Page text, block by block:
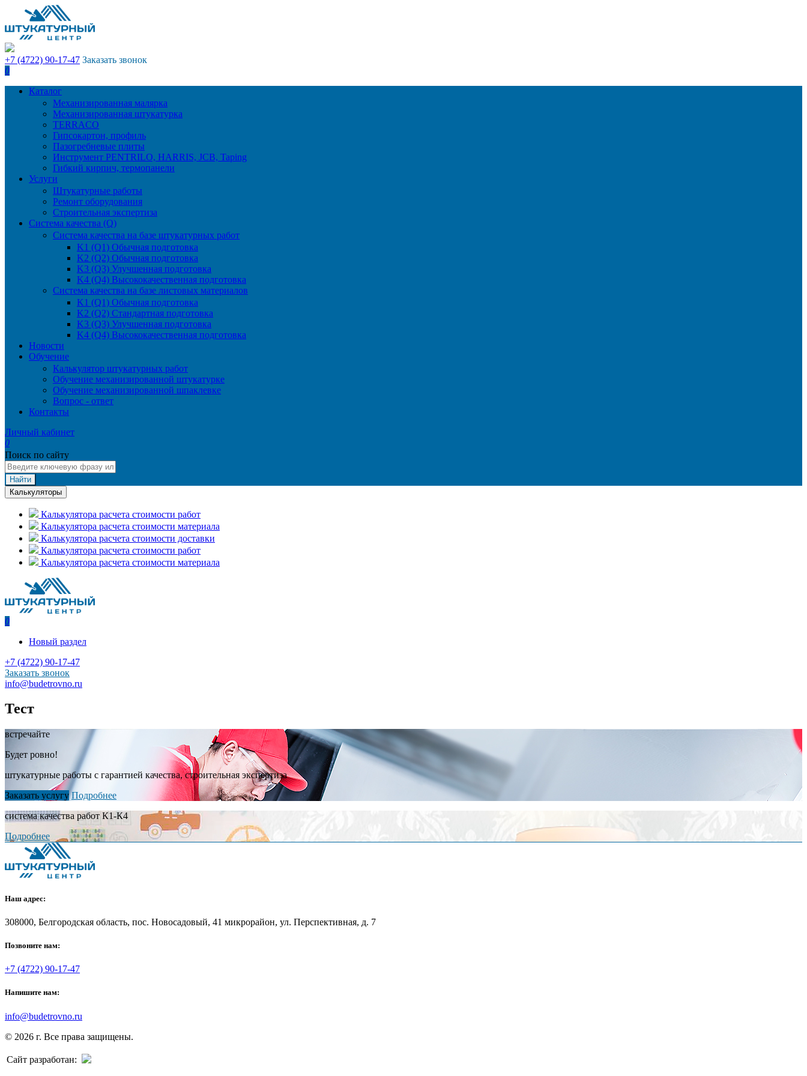
+7 (4722) 90-17-47 Заказать звонок
0
Каталог
Механизированная малярка
Механизированная штукатурка
TERRACO
Гипсокартон, профиль
Пазогребневые плиты
Инструмент PENTRILO, HARRIS, JCB, Taping
Гибкий кирпич, термопанели
Услуги
Штукатурные работы
Ремонт оборудования
Строительная экспертиза
Система качества (Q)
Система качества на базе штукатурных работ
K1 (Q1) Обычная подготовка
K2 (Q2) Обычная подготовка
K3 (Q3) Улучшенная подготовка
K4 (Q4) Высококачественная подготовка
Система качества на базе листовых материалов
K1 (Q1) Обычная подготовка
K2 (Q2) Стандартная подготовка
K3 (Q3) Улучшенная подготовка
K4 (Q4) Высококачественная подготовка
Новости
Обучение
Калькулятор штукатурных работ
Обучение механизированной штукатурке
Обучение механизированной шпаклевке
Вопрос - ответ
Контакты
Личный кабинет
0
Поиск по сайту
Найти
Калькуляторы
Калькулятора расчета стоимости работ
Калькулятора расчета стоимости материала
Калькулятора расчета стоимости доставки
Калькулятора расчета стоимости работ
Калькулятора расчета стоимости материала
0
Новый раздел
+7 (4722) 90-17-47
Заказать звонок
info@budetrovno.ru
Тест
встречайте
Будет ровно!
штукатурные работы с гарантией качества, строительная экспертиза
Заказать услугу Подробнее
система качества работ К1-К4
Подробнее
Наш адрес:
308000, Белгородская область, пос. Новосадовый, 41 микрорайон, ул. Перспективная, д. 7
Позвоните нам:
+7 (4722) 90-17-47
Напишите нам:
info@budetrovno.ru
© 2026 г. Все права защищены.
Сайт разработан: